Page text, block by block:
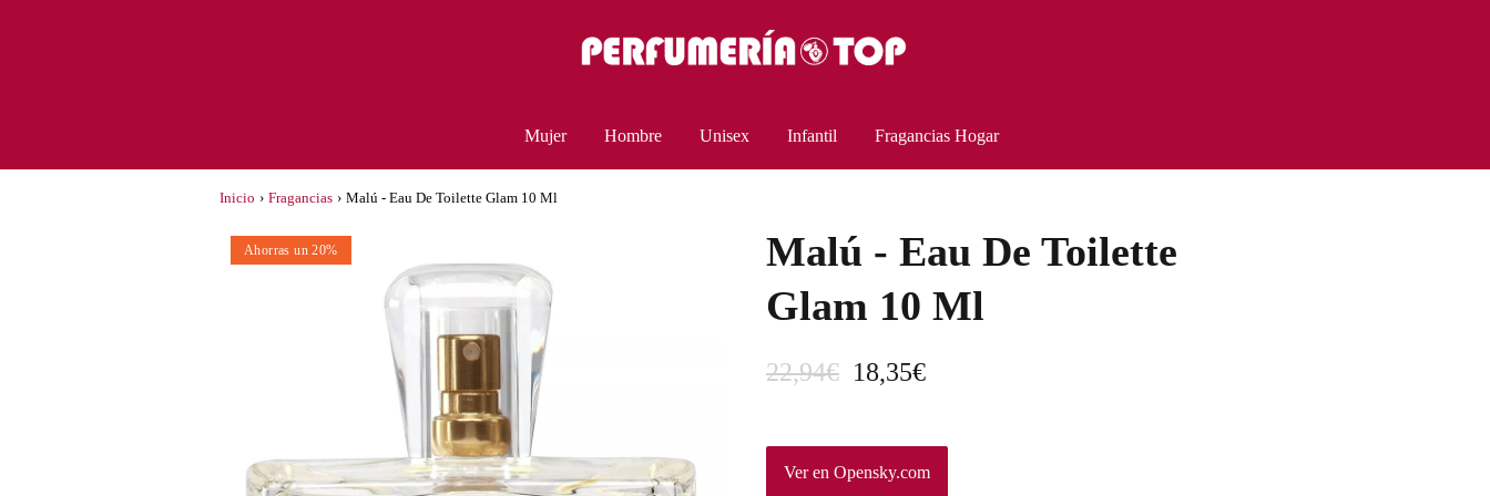
Mujer Hombre Unisex Infantil Fragancias Hogar
Inicio › Fragancias › Malú - Eau De Toilette Glam 10 Ml
Ahorras un 20%
Malú - Eau De Toilette
Glam 10 Ml
22,94€ E
p
18,35€E
p
Ver en Opensky.com